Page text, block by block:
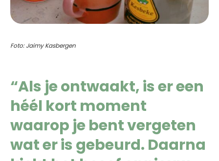
Foto: Jaimy Kasbergen
“Als je ontwaakt, is er een
héél kort moment
waarop je bent vergeten
wat er is gebeurd. Daarna